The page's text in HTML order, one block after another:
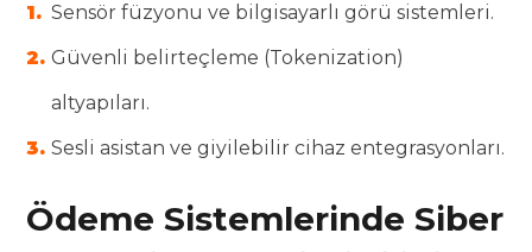
Sensör füzyonu ve bilgisayarlı görü sistemleri.
Güvenli belirteçleme (Tokenization)
altyapıları.
Sesli asistan ve giyilebilir cihaz entegrasyonları.
Ödeme Sistemlerinde Siber